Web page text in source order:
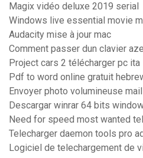
Magix vidéo deluxe 2019 serial
Windows live essential movie
Audacity mise à jour mac
Comment passer dun clavier
Project cars 2 télécharger pc ita
Pdf to word online gratuit
Envoyer photo volumineuse mail
Descargar winrar 64 bits
Need for speed most wanted
Telecharger daemon tools pro
Logiciel de telechargement de